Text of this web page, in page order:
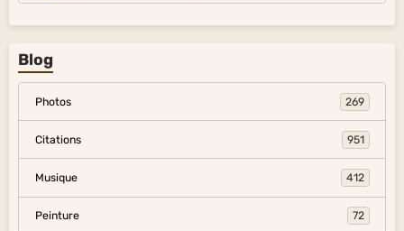
Blog
Photos 269
Citations 951
Musique 412
Peinture 72